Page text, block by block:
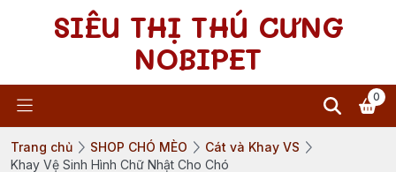
SIÊU THỊ THÚ CƯNG
NOBIPET
0
Trang chủ SHOP CHÓ MÈO
Cát và Khay VS
Khay Vệ Sinh Hình Chữ Nhật Cho Chó